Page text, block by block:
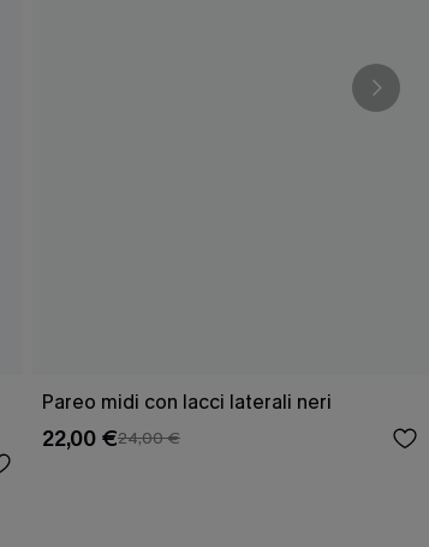
Pareo midi con lacci laterali neri
22,00 €24,00 €